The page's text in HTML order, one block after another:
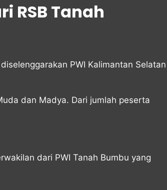
RSB Tanah
PWI Kalimantan Selatan
dan Madya. Dari jumlah peserta
dari PWI Tanah Bumbu yang